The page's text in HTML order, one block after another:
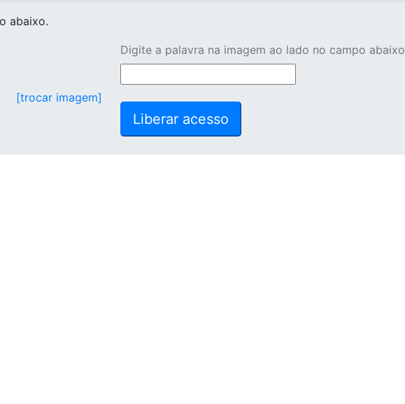
abaixo.
[trocar imagem]
Digite a palavra na imagem ao lado no campo abaixo